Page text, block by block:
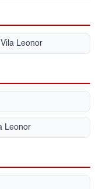
Leonor
Leonor